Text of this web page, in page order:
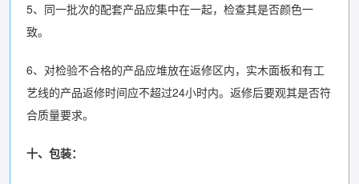
5、同一批次的配套产品应集中在一起，检查其是否颜色一
致。
6、对检验不合格的产品应堆放在返修区内，实木面板和有工
艺线的产品返修时间应不超过24小时内。返修后要观其是否符
合质量要求。
十、包装：